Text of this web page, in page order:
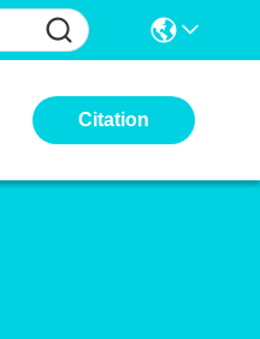
Citation